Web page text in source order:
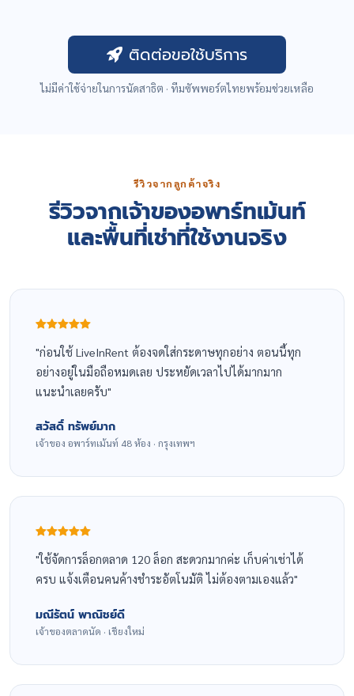
ติดต่อขอใช้บริการ
ไม่มีค่าใช้จ่ายในการนัดสาธิต · ทีมซัพพอร์ตไทยพร้อมช่วยเหลือ
รีวิวจากลูกค้าจริง
รีวิวจากเจ้าของอพาร์ทเม้นท์
และพื้นที่เช่าที่ใช้งานจริง
ก่อนใช้ LiveInRent ต้องจดใส่กระดาษทุกอย่าง ตอนนี้ทุก
อย่างอยู่ในมือถือหมดเลย ประหยัดเวลาไปได้มากมาก
แนะนำเลยครับ
สวัสดิ์ ทรัพย์มาก
เจ้าของ อพาร์ทเม้นท์ 48 ห้อง · กรุงเทพฯ
ใช้จัดการล็อกตลาด 120 ล็อก สะดวกมากค่ะ เก็บค่าเช่าได้
ครบ แจ้งเตือนคนค้างชำระอัตโนมัติ ไม่ต้องตามเองแล้ว
มณีรัตน์ พาณิชย์ดี
เจ้าของตลาดนัด · เชียงใหม่